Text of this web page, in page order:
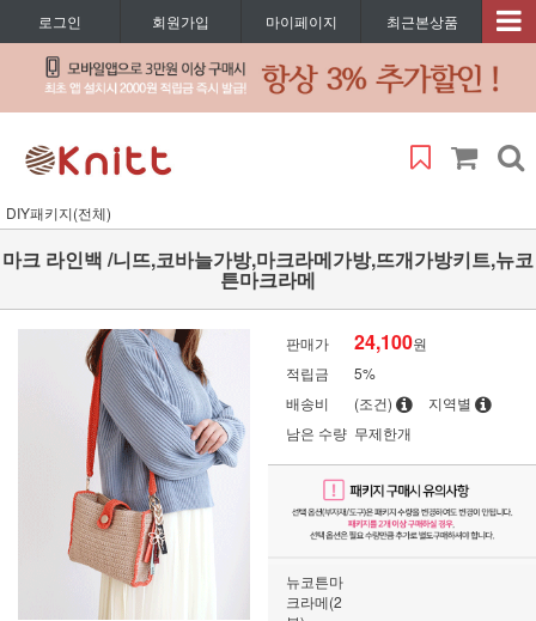
로그인 회원가입 마이페이지 최근본상품
DIY패키지(전체)
마크 라인백 /니뜨,코바늘가방,마크라메가방,뜨개가방키트,뉴코
튼마크라메
판매가 24,100원
적립금
5%
배송비
(조건)
지역별
남은 수량 무제한개
뉴코튼마
크라메(2